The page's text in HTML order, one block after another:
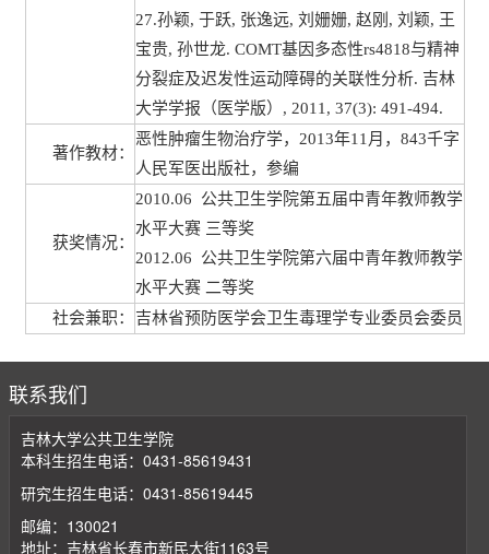
27.孙颖, 于跃, 张逸远, 刘姗姗, 赵刚, 刘颖, 王
宝贵, 孙世龙. COMT基因多态性rs4818与精神
分裂症及迟发性运动障碍的关联性分析. 吉林
大学学报（医学版）, 2011, 37(3): 491-494.
著作教材：
恶性肿瘤生物治疗学，2013年11月，843千字
人民军医出版社，参编
获奖情况：
2010.06 公共卫生学院第五届中青年教师教学
水平大赛 三等奖
2012.06 公共卫生学院第六届中青年教师教学
水平大赛 二等奖
社会兼职：
吉林省预防医学会卫生毒理学专业委员会委员
联系我们
吉林大学公共卫生学院
本科生招生电话：0431-85619431
研究生招生电话：0431-85619445
邮编：130021
地址：吉林省长春市新民大街1163号